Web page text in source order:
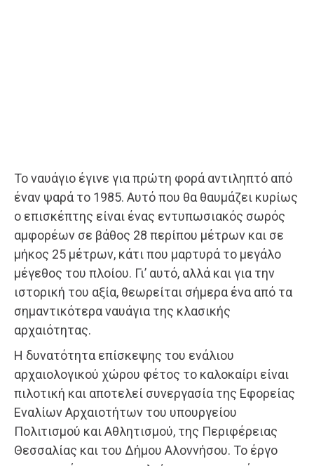
Το ναυάγιο έγινε για πρώτη φορά αντιληπτό από
έναν ψαρά το 1985. Αυτό που θα θαυμάζει κυρίως
ο επισκέπτης είναι ένας εντυπωσιακός σωρός
αμφορέων σε βάθος 28 περίπου μέτρων και σε
μήκος 25 μέτρων, κάτι που μαρτυρά το μεγάλο
μέγεθος του πλοίου. Γι’ αυτό, αλλά και για την
ιστορική του αξία, θεωρείται σήμερα ένα από τα
σημαντικότερα ναυάγια της κλασικής
αρχαιότητας.
Η δυνατότητα επίσκεψης του ενάλιου
αρχαιολογικού χώρου φέτος το καλοκαίρι είναι
πιλοτική και αποτελεί συνεργασία της Εφορείας
Εναλίων Αρχαιοτήτων του υπουργείου
Πολιτισμού και Αθλητισμού, της Περιφέρειας
Θεσσαλίας και του Δήμου Αλοννήσου. Το έργο